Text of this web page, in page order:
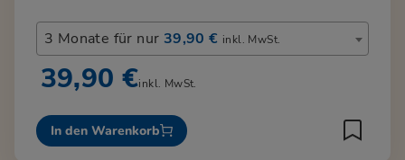
3 Monate für nur 39,90 € inkl. MwSt.
39,90 €inkl. MwSt.
In den Warenkorb